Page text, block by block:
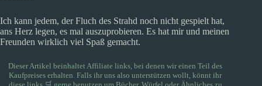
Ich kann jedem, der Fluch des Strahd noch nicht gespielt hat,
ans Herz legen, es mal auszuprobieren. Es hat mir und meinen
Freunden wirklich viel Spaß gemacht.
Dieser Artikel beinhaltet Affiliate links, bei denen wir einen Teil des
Kaufpreises erhalten. Falls ihr uns also unterstützen wollt, könnt ihr